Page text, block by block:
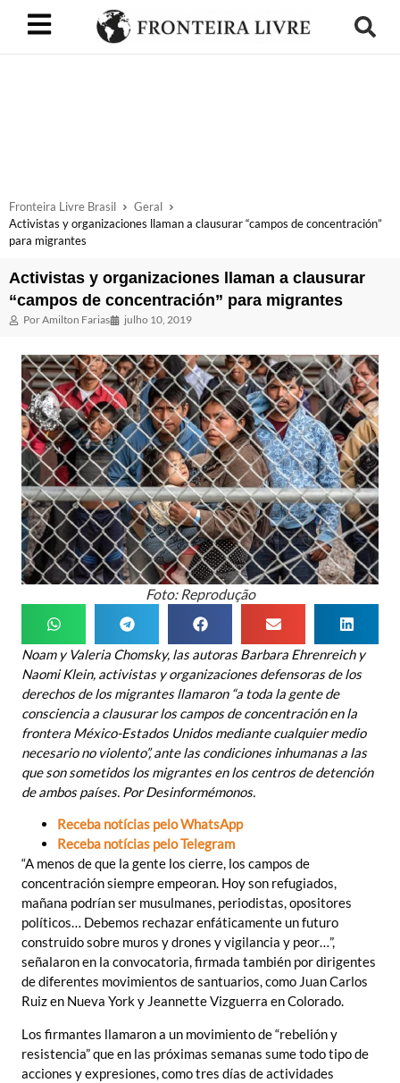
Fronteira Livre Brasil
Geral
Activistas y organizaciones llaman a clausurar “campos de concentración”
para migrantes
Activistas y organizaciones llaman a clausurar
“campos de concentración” para migrantes
PorAmilton Farias julho 10, 2019
Foto: Reprodução
Noam y Valeria Chomsky, las autoras Barbara Ehrenreich y
Naomi Klein, activistas y organizaciones defensoras de los
derechos de los migrantes llamaron “a toda la gente de
consciencia a clausurar los campos de concentración en la
frontera México-Estados Unidos mediante cualquier medio
necesario no violento”, ante las condiciones inhumanas a las
que son sometidos los migrantes en los centros de detención
de ambos países. Por Desinformémonos.
Receba notícias pelo WhatsApp
Receba notícias pelo Telegram
“A menos de que la gente los cierre, los campos de
concentración siempre empeoran. Hoy son refugiados,
mañana podrían ser musulmanes, periodistas, opositores
políticos… Debemos rechazar enfáticamente un futuro
construido sobre muros y drones y vigilancia y peor…”,
señalaron en la convocatoria, firmada también por dirigentes
de diferentes movimientos de santuarios, como Juan Carlos
Ruiz en Nueva York y Jeannette Vizguerra en Colorado.
Los firmantes llamaron a un movimiento de “rebelión y
resistencia” que en las próximas semanas sume todo tipo de
acciones y expresiones, como tres días de actividades